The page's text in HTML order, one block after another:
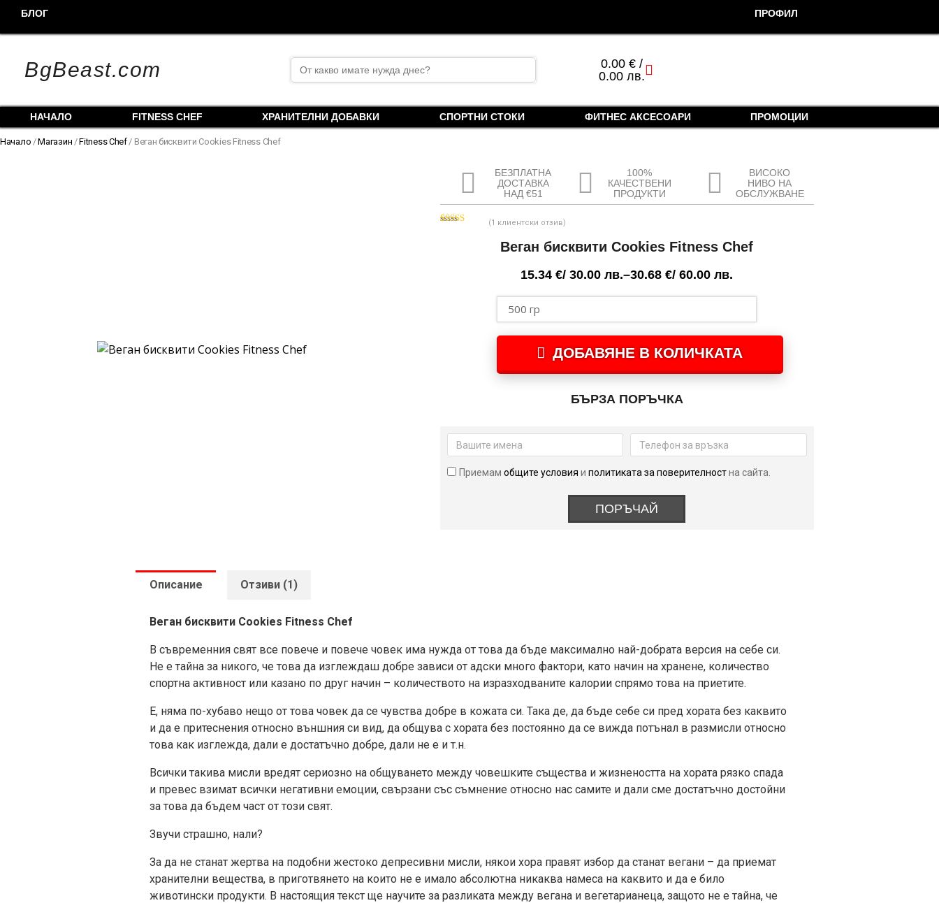
БЛОГ ПРОФИЛ
BgBeast.com Search
for:
0.00 €/
0.00 лв.cart
НАЧАЛО FITNESS CHEF ХРАНИТЕЛНИ ДОБАВКИ СПОРТНИ СТОКИ ФИТНЕС АКСЕСОАРИ ПРОМОЦИИ
Начало /Магазин /Fitness Chef/ Веган бисквити Cookies Fitness Chef
БЕЗПЛАТНА
ДОСТАВКА
НАД €51
100%
КАЧЕСТВЕНИ
ПРОДУКТИ
ВИСОКО
НИВО НА
ОБСЛУЖВАНЕ
(1 клиентски отзив)
Веган бисквити Cookies Fitness Chef
15.34€/ 30.00 лв.–30.68€/ 60.00 лв.
Price
range:
15.34 €
30.00 лв.
through
ДОБАВЯНЕ В КОЛИЧКАТА
БЪРЗА ПОРЪЧКА
Приемам общите условия и политиката за поверителностна сайта.
ПОРЪЧАЙ
Описание Отзиви (1)
Веган бисквити Cookies Fitness Chef
В съвременния свят все повече и повече човек има нужда от това да бъде максимално най-добрата версия на себе си.
Не е тайна за никого, че това да изглеждаш добре зависи от адски много фактори, като начин на хранене, количество
спортна активност или казано по друг начин – количеството на изразходваните калории спрямо това на приетите.
Е, няма по-хубаво нещо от това човек да се чувства добре в кожата си. Така де, да бъде себе си пред хората без каквито
и да е притеснения относно външния си вид, да общува с хората без постоянно да се вижда потънал в размисли относно
това как изглежда, дали е достатъчно добре, дали не е и т.н.
Всички такива мисли вредят сериозно на общуването между човешките същества и жизнеността на хората рязко спада
и превес взимат всички негативни емоции, свързани със съмнение относно нас самите и дали сме достатъчно достойни
за това да бъдем част от този свят.
Звучи страшно, нали?
За да не станат жертва на подобни жестоко депресивни мисли, някои хора правят избор да станат вегани – да приемат
хранителни вещества, в приготвянето на които не е имало абсолютна никаква намеса на каквито и да е било
животински продукти. В настоящия текст ще научите за разликата между вегана и вегетарианеца, защото не е тайна, че